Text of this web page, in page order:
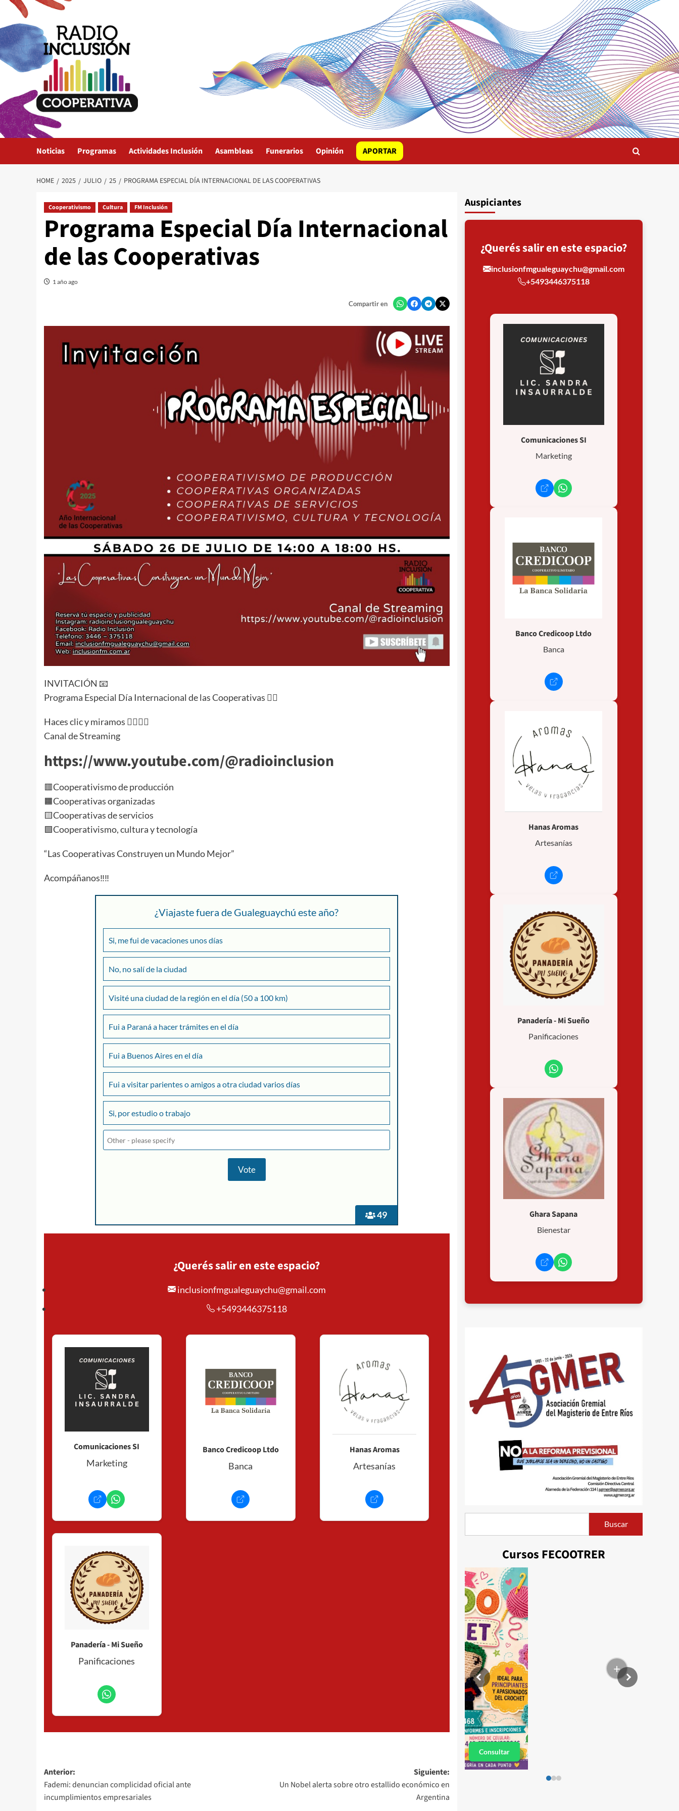
Skip
content
Noticias Programas Actividades Inclusión Asambleas Funerarios Opinión APORTAR
HOME 2025 JULIO 25 PROGRAMA ESPECIAL DÍA INTERNACIONAL DE LAS COOPERATIVAS
Cooperativismo Cultura FM Inclusión
Programa Especial Día Internacional
de las Cooperativas
1 año ago
Compartir en
INVITACIÓN 📧
Programa Especial Día Internacional de las Cooperativas 🏳️‍🌈
Haces clic y miramos 👇🏻👇🏻
Canal de Streaming
https://www.youtube.com/@radioinclusion
🟥Cooperativismo de producción
🟧Cooperativas organizadas
🟨Cooperativas de servicios
🟩Cooperativismo, cultura y tecnología
“Las Cooperativas Construyen un Mundo Mejor”
Acompáñanos‼️‼️
49
¿Viajaste fuera de Gualeguaychú este año?
Si, me fui de vacaciones unos días
No, no salí de la ciudad
Visité una ciudad de la región en el día (50 a 100 km)
Fui a Paraná a hacer trámites en el día
Fui a Buenos Aires en el día
Fui a visitar parientes o amigos a otra ciudad varios días
Si, por estudio o trabajo
¿Querés salir en este espacio?
inclusionfmgualeguaychu@gmail.com
+5493446375118
Comunicaciones SI
Marketing
Banco Credicoop Ltdo
Banca
Hanas Aromas
Artesanías
Panadería - Mi Sueño
Panificaciones
Navegación
de
Anterior:
Fademi: denuncian complicidad oficial ante
incumplimientos empresariales
Siguiente:
Un Nobel alerta sobre otro estallido económico en
Argentina
Auspiciantes
¿Querés salir en este espacio?
inclusionfmgualeguaychu@gmail.com
+5493446375118
Comunicaciones SI
Marketing
Banco Credicoop Ltdo
Banca
Hanas Aromas
Artesanías
Panadería - Mi Sueño
Panificaciones
Ghara Sapana
Bienestar
Buscar
Cursos FECOOTRER